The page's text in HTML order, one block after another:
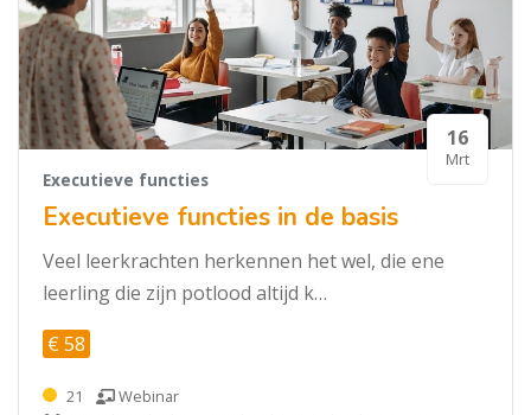
16
Mrt
Executieve functies
Executieve functies in de basis
Veel leerkrachten herkennen het wel, die ene
leerling die zijn potlood altijd k…
€ 58
21
Webinar